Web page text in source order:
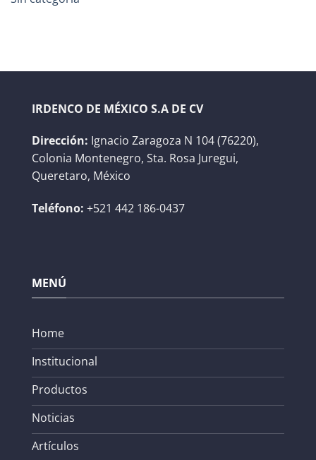
IRDENCO DE MÉXICO S.A DE CV
Dirección: Ignacio Zaragoza N 104 (76220),
Colonia Montenegro, Sta. Rosa Juregui,
Queretaro, México
Teléfono: +521 442 186-0437
MENÚ
Home
Institucional
Productos
Noticias
Artículos